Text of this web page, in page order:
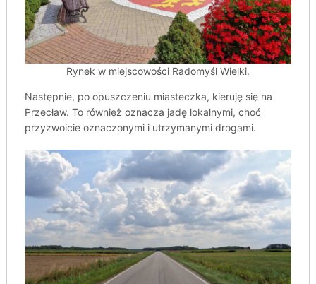
Rynek w miejscowości Radomyśl Wielki.
Następnie, po opuszczeniu miasteczka, kieruję się na
Przecław. To również oznacza jadę lokalnymi, choć
przyzwoicie oznaczonymi i utrzymanymi drogami.